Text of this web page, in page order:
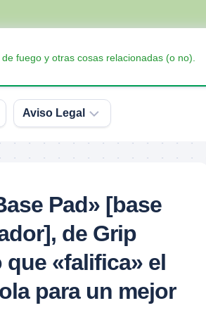
fuego y otras cosas relacionadas (o no).
no
Blindaje
Aviso Legal
de
Cookies
Pad» [base
de Grip
«falifica» el
para un mejor